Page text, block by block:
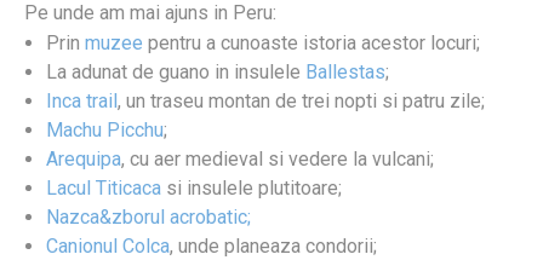
Pe unde am mai ajuns in Peru:
Prin muzee pentru a cunoaste istoria acestor locuri;
La adunat de guano in insulele Ballestas;
Inca trail , un traseu montan de trei nopti si patru zile;
Machu Picchu;
Arequipa, cu aer medieval si vedere la vulcani;
Lacul Titicaca si insulele plutitoare;
Nazca&zborul acrobatic;
Canionul Colca, unde planeaza condorii;